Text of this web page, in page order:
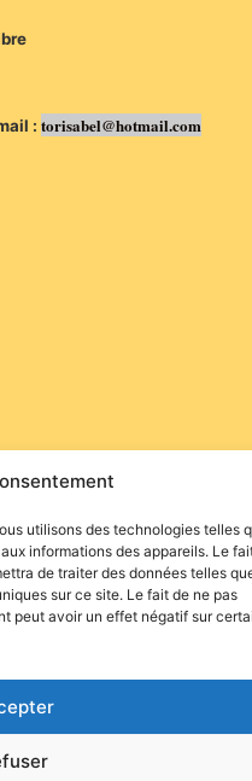
utilisons des technologies telles
informations des appareils. Le
de traiter des données telles
sur ce site. Le fait de ne pas
peut avoir un effet négatif sur
: torisabel@hotmail.com
TOROFIESTA